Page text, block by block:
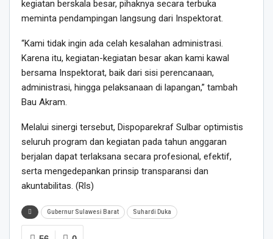
kegiatan berskala besar, pihaknya secara terbuka
meminta pendampingan langsung dari Inspektorat.
“Kami tidak ingin ada celah kesalahan administrasi.
Karena itu, kegiatan-kegiatan besar akan kami kawal
bersama Inspektorat, baik dari sisi perencanaan,
administrasi, hingga pelaksanaan di lapangan,” tambah
Bau Akram.
Melalui sinergi tersebut, Dispoparekraf Sulbar optimistis
seluruh program dan kegiatan pada tahun anggaran
berjalan dapat terlaksana secara profesional, efektif,
serta mengedepankan prinsip transparansi dan
akuntabilitas. (Rls)
Gubernur Sulawesi Barat Suhardi Duka